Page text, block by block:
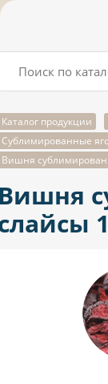
Каталог продукции
Сублимированные
Вишня